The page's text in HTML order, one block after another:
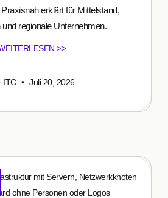
erklärt für Mittelstand,
regionale Unternehmen.
>>
ITC Juli 20, 2026